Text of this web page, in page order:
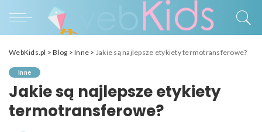
WebKids.pl >Blog >Inne > Jakie są najlepsze etykiety termotransferowe?
Inne
Jakie są najlepsze etykiety
termotransferowe?